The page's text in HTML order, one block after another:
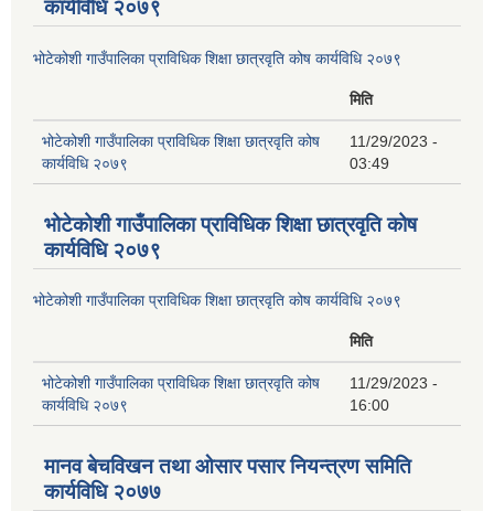
कार्यविधि २०७९
भोटेकोशी गाउँपालिका प्राविधिक शिक्षा छात्रवृति कोष कार्यविधि २०७९
मिति
भोटेकोशी गाउँपालिका प्राविधिक शिक्षा छात्रवृति कोष
कार्यविधि २०७९
11/29/2023 -
03:49
भोटेकोशी गाउँपालिका प्राविधिक शिक्षा छात्रवृति कोष
कार्यविधि २०७९
भोटेकोशी गाउँपालिका प्राविधिक शिक्षा छात्रवृति कोष कार्यविधि २०७९
मिति
भोटेकोशी गाउँपालिका प्राविधिक शिक्षा छात्रवृति कोष
कार्यविधि २०७९
11/29/2023 -
16:00
मानव बेचविखन तथा ओसार पसार नियन्त्रण समिति
कार्यविधि २०७७